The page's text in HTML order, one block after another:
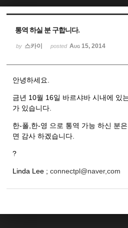
통역 하실 분 구합니다.
by 스카이 posted Aug 15, 2014
안녕하세요.
금년 10월 16일 바르샤바 시내에 있
가 있습니다.
한-폴,한-영 으로 통역 가능 하신 분
면 감사 하겠습니다.
?
Linda Lee ;connectpl@naver,com
Sketchbook5, 스케치북5